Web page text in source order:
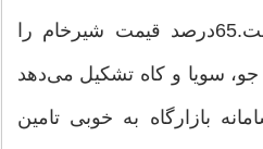
35هزار تومان رسیده است.‌65درصد قیمت شیرخام را
سویا و کاه تشکیل می‌دهد
بازارگاه به خوبی تامین